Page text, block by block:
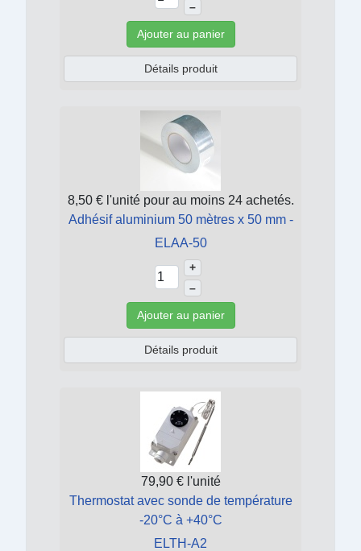
–
Ajouter au panier
Détails produit
8,50 € l'unité pour au moins 24 achetés.
Adhésif aluminium 50 mètres x 50 mm -
ELAA-50
+
–
Ajouter au panier
Détails produit
79,90 € l'unité
Thermostat avec sonde de température
-20°C à +40°C
ELTH-A2